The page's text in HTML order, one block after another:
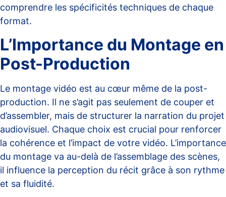
comprendre les spécificités techniques de chaque
format.
L’Importance du Montage en
Post-Production
Le montage vidéo est au cœur même de la post-
production. Il ne s’agit pas seulement de couper et
d’assembler, mais de structurer la narration du projet
audiovisuel. Chaque choix est crucial pour renforcer
la cohérence et l’impact de votre vidéo. L’importance
du montage va au-delà de l’assemblage des scènes,
il influence la perception du récit grâce à son rythme
et sa fluidité.